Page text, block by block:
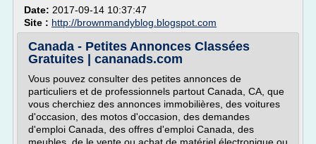
Date: 2017-09-14 10:37:47
Site : http://brownmandyblog.blogspot.com
Canada - Petites Annonces Classées
Gratuites | cananads.com
Vous pouvez consulter des petites annonces de
particuliers et de professionnels partout Canada, CA, que
vous cherchiez des annonces immobilières, des voitures
d'occasion, des motos d'occasion, des demandes
d'emploi Canada, des offres d'emploi Canada, des